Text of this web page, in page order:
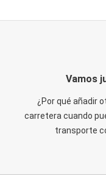
Vamos
¿Por qué añadir
carretera cuando
transporte